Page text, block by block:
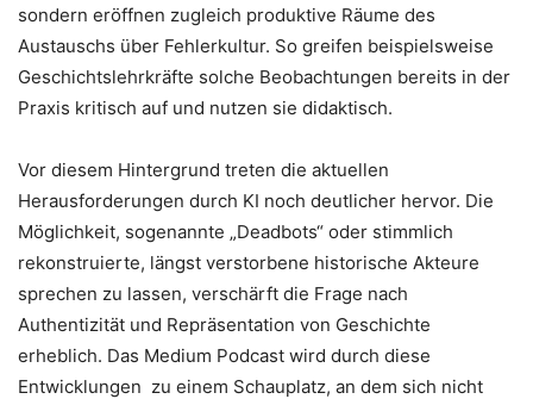
sondern eröffnen zugleich produktive Räume des
Austauschs über Fehlerkultur. So greifen beispielsweise
Geschichtslehrkräfte solche Beobachtungen bereits in der
Praxis kritisch auf und nutzen sie didaktisch.
Vor diesem Hintergrund treten die aktuellen
Herausforderungen durch KI noch deutlicher hervor. Die
Möglichkeit, sogenannte „Deadbots“ oder stimmlich
rekonstruierte, längst verstorbene historische Akteure
sprechen zu lassen, verschärft die Frage nach
Authentizität und Repräsentation von Geschichte
erheblich. Das Medium Podcast wird durch diese
Entwicklungen zu einem Schauplatz, an dem sich nicht